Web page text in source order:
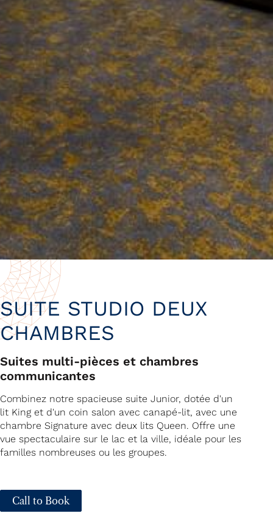
SUITE STUDIO DEUX
CHAMBRES
Suites multi-pièces et chambres
communicantes
Combinez notre spacieuse suite Junior, dotée d'un
lit King et d'un coin salon avec canapé-lit, avec une
chambre Signature avec deux lits Queen. Offre une
vue spectaculaire sur le lac et la ville, idéale pour les
familles nombreuses ou les groupes.
Call to Book